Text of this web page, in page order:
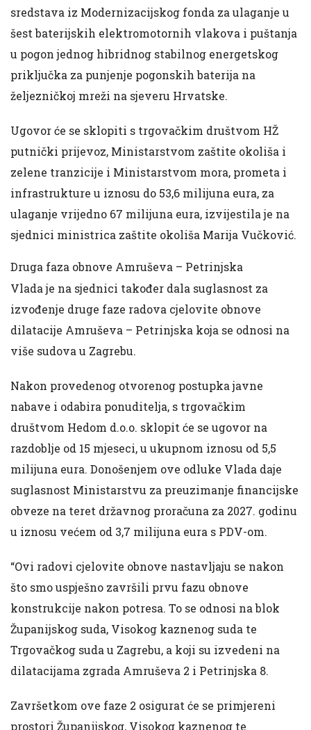
sredstava iz Modernizacijskog fonda za ulaganje u
šest baterijskih elektromotornih vlakova i puštanja
u pogon jednog hibridnog stabilnog energetskog
priključka za punjenje pogonskih baterija na
željezničkoj mreži na sjeveru Hrvatske.
Ugovor će se sklopiti s trgovačkim društvom HŽ
putnički prijevoz, Ministarstvom zaštite okoliša i
zelene tranzicije i Ministarstvom mora, prometa i
infrastrukture u iznosu do 53,6 milijuna eura, za
ulaganje vrijedno 67 milijuna eura, izvijestila je na
sjednici ministrica zaštite okoliša Marija Vučković.
Druga faza obnove Amruševa – Petrinjska
Vlada je na sjednici također dala suglasnost za
izvođenje druge faze radova cjelovite obnove
dilatacije Amruševa – Petrinjska koja se odnosi na
više sudova u Zagrebu.
Nakon provedenog otvorenog postupka javne
nabave i odabira ponuditelja, s trgovačkim
društvom Hedom d.o.o. sklopit će se ugovor na
razdoblje od 15 mjeseci, u ukupnom iznosu od 5,5
milijuna eura. Donošenjem ove odluke Vlada daje
suglasnost Ministarstvu za preuzimanje financijske
obveze na teret državnog proračuna za 2027. godinu
u iznosu većem od 3,7 milijuna eura s PDV-om.
“Ovi radovi cjelovite obnove nastavljaju se nakon
što smo uspješno završili prvu fazu obnove
konstrukcije nakon potresa. To se odnosi na blok
Županijskog suda, Visokog kaznenog suda te
Trgovačkog suda u Zagrebu, a koji su izvedeni na
dilatacijama zgrada Amruševa 2 i Petrinjska 8.
Završetkom ove faze 2 osigurat će se primjereni
prostori Županijskog, Visokog kaznenog te